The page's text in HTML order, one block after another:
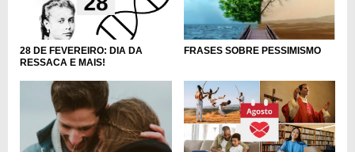
28 DE FEVEREIRO: DIA DA
RESSACA E MAIS!
FRASES SOBRE PESSIMISMO